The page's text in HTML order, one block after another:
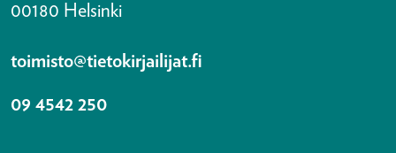
00180 Helsinki
toimisto@tietokirjailijat.fi
09 4542 250